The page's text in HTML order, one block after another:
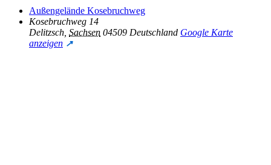
Außengelände Kosebruchweg
Kosebruchweg 14
Delitzsch Sachsen 04509 Deutschland Google Karte
anzeigen